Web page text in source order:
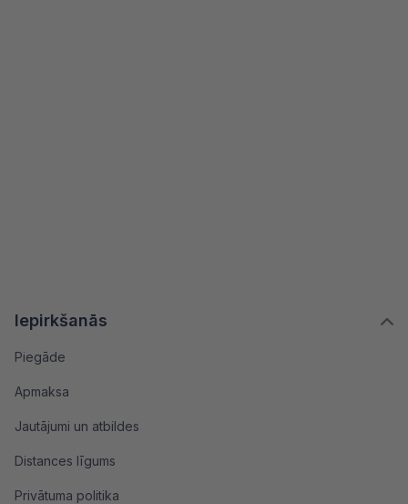
Iepirkšanās
Piegāde
Apmaksa
Jautājumi un atbildes
Distances līgums
Privātuma politika